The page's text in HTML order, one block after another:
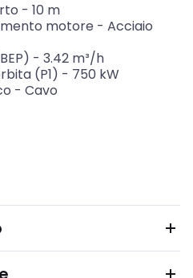
- 10 m
motore - Acciaio
- 3.42 m³/h
(P1) - 750 kW
- Cavo